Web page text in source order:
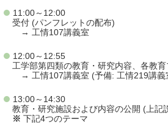
11:00～12:00
受付 (パンフレットの配布)
→ 工情107講義室
12:00～12:55
工学部第四類の教育・研究内容、各教
→ 工情107講義室 (予備: 工情219講義
13:00～14:30
教育・研究施設および内容の公開 (上記
※ 下記4つのテーマ